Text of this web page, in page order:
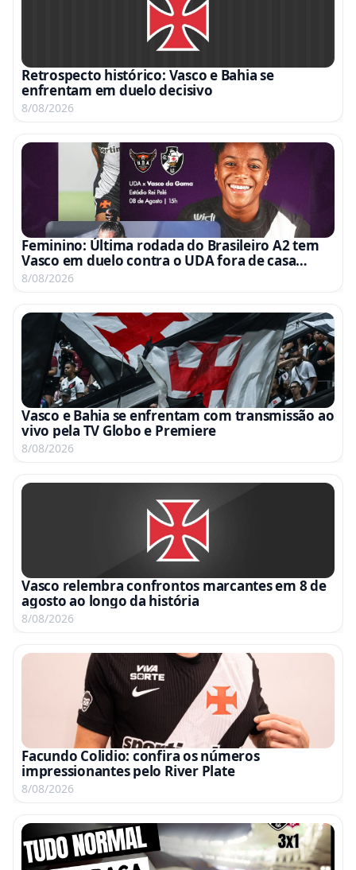
Retrospecto histórico: Vasco e Bahia se
enfrentam em duelo decisivo
8/08/2026
Feminino: Última rodada do Brasileiro A2 tem
Vasco em duelo contra o UDA fora de casa
neste sábado às 15h
8/08/2026
Vasco e Bahia se enfrentam com transmissão ao
vivo pela TV Globo e Premiere
8/08/2026
Vasco relembra confrontos marcantes em 8 de
agosto ao longo da história
8/08/2026
Facundo Colidio: confira os números
impressionantes pelo River Plate
8/08/2026